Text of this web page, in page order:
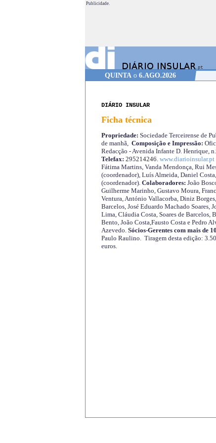
Publicidade.
QUINTA o 6.AGO.2026
DIÁRIO INSULAR
Ficha técnica
Propriedade: Sociedade Terceirense de
de manhã, Composição e Impressão:
Redacção - Avenida Infante D. Henrique,
Telefax: 295214246. www.diarioinsular.pt
Fátima Martins, Vanda Mendonça, Rui
(coordenador), Luís Almeida, Daniel
(coordenador). Colaboradores: João
Guilherme Marinho, Gustavo Moura,
Ventura, António Vallacorba, Diniz
Barcelos, José Eduardo Machado Soares,
Lima, Cláudia Costa, Soares de Barcelos,
Bento, João Costa,Fausto Costa e Pedro
Azevedo. Sócios-Gerentes com mais de
Paulo Raulino. Tiragem desta edição:
euros.